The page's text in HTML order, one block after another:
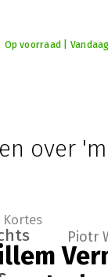
Op voorraad |
over
Piotr
Kortes